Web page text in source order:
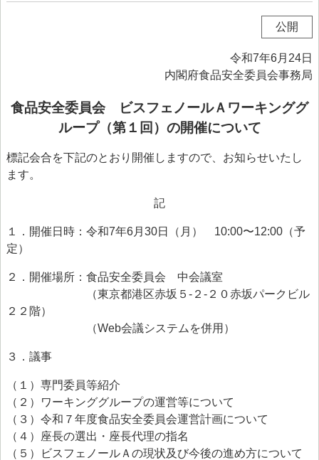
データベース等
> 食品安全情報のデータベース検索
> 食品安全委員会による評価書・QA等一覧（50音順）
> 食品安全委員会が評価した化学物質の毒性評価情報
> 世界の情報
ファクトシート（科学的知見に基く概要書）
食品安全モニター
食品安全モニター
公開
令和7年6月24日
内閣府食品安全委員会事務局
食品安全委員会 ビスフェノールＡワーキンググ
ループ（第１回）の開催について
標記会合を下記のとおり開催しますので、お知らせいたし
ます。
記
１．開催日時：令和7年6月30日（月） 10:00〜12:00（予
定）
２．開催場所：食品安全委員会 中会議室
（東京都港区赤坂５-２-２０赤坂パークビル
２２階）
（Web会議システムを併用）
３．議事
（１）専門委員等紹介
（２）ワーキンググループの運営等について
（３）令和７年度食品安全委員会運営計画について
（４）座長の選出・座長代理の指名
（５）ビスフェノールＡの現状及び今後の進め方について